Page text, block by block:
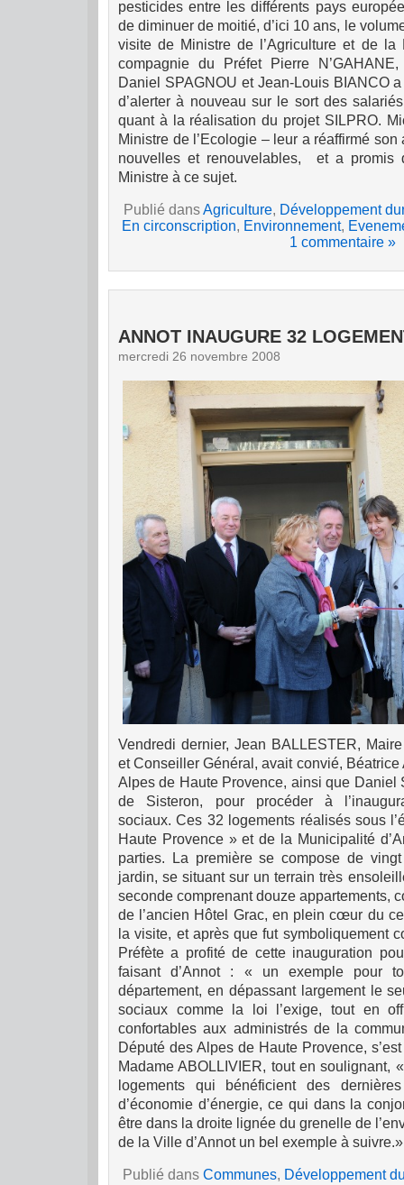
pesticides entre les différents pays
de diminuer de moitié, d’ici 10 ans, le
visite de Ministre de l’Agriculture et de la
compagnie du Préfet Pierre
Daniel SPAGNOU et Jean-Louis BIANCO
d’alerter à nouveau sur le sort des
quant à la réalisation du projet SILPRO.
Ministre de l’Ecologie – leur a réaffirmé
nouvelles et renouvelables,
et a promis
Ministre à ce sujet.
Publié dansAgriculture, Développement
En circonscription, Environnement,
1 commentaire »
ANNOT INAUGURE 32
mercredi 26 novembre 2008
Vendredi dernier, Jean BALLESTER,
et Conseiller Général, avait convié,
Alpes de Haute Provence, ainsi que Daniel
de Sisteron, pour procéder à
sociaux. Ces 32 logements réalisés sous
Haute Provence » et de la Municipalité
parties. La première se compose de
jardin, se situant sur un terrain très
seconde comprenant douze appartements,
de l’ancien Hôtel Grac, en plein cœur du
la visite, et après que fut symboliquement
Préfète a profité de cette inauguration
faisant d’Annot : « un exemple pour
département, en dépassant largement le
sociaux comme la loi l’exige, tout en
confortables aux administrés de la
Député des Alpes de Haute Provence,
Madame ABOLLIVIER, tout en soulignant,
logements qui bénéficient des
d’économie d’énergie, ce qui dans la
être dans la droite lignée du grenelle de
de la Ville d’Annot un bel exemple à suivre.»
Publié dans Communes, Développement